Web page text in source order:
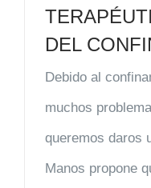
DEL
Debido al
muchos
queremos daros
Manos propone